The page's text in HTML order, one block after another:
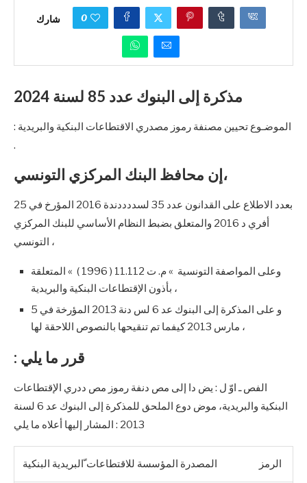
شارك 0
مذكرة إلى البنوك عدد 85 لسنة 2024
: الموضـوع تحيين مصنفة رموز مصدري الاقتطاعات البنكية والبريدية
.
إن محافظ البنك المركزي التونسي،
بعدد الاطلاع على القدانون عدد 35 لسددددندة 2016 المؤرخ في 25
أفري د 2016 والمتعلق بضبط النظام الأساسي للبنك المركزي
التونسي ،
وعلى المواصفة التونسية » م. ت 11.112 ( 1996 ) » المتعلقة
بأذون الإقتطاعات البنكية والبريدية ،
و على المذكرة إلى البنوك عد 6 لس دنة 2013 المؤرخة في 5
مارس 2013 كيفما تم تنقيحها بالنصوص اللاحقة لها ،
: قرر ما يلي
الفص ـ اوّ ل : يض دا إلى مص دنفة رموز مص ددري الإقتطاعات
البنكية والبريدية، موض دوع الملحق للمذكرة إلى البنوك عد 6 لسنة
2013 : المشار إليها أعلاه ما يلي
المصدرة المؤسسة للاقتطاعات ّالبريدية البنكية الرمز